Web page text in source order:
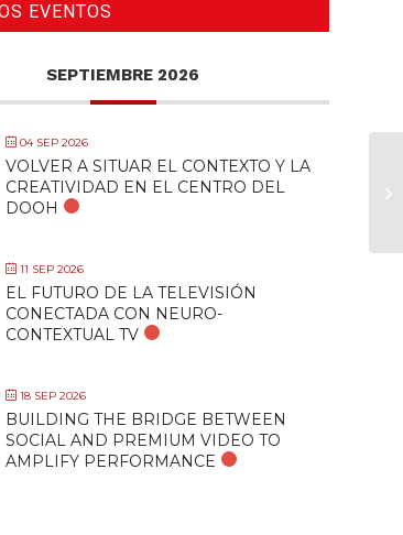
EVENTOS
SEPTIEMBRE 2026
04 SEP 2026
VOLVER A SITUAR EL CONTEXTO Y LA
CREATIVIDAD EN EL CENTRO DEL
DOOH
11 SEP 2026
EL FUTURO DE LA TELEVISIÓN
CONECTADA CON NEURO-
CONTEXTUAL TV
18 SEP 2026
BUILDING THE BRIDGE BETWEEN
SOCIAL AND PREMIUM VIDEO TO
AMPLIFY PERFORMANCE